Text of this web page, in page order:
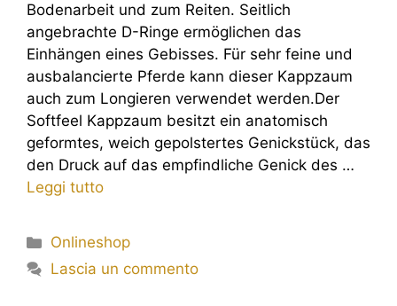
Bodenarbeit und zum Reiten. Seitlich
angebrachte D-Ringe ermöglichen das
Einhängen eines Gebisses. Für sehr feine und
ausbalancierte Pferde kann dieser Kappzaum
auch zum Longieren verwendet werden.Der
Softfeel Kappzaum besitzt ein anatomisch
geformtes, weich gepolstertes Genickstück, das
den Druck auf das empfindliche Genick des …
Leggi tutto
Onlineshop
Lascia un commento